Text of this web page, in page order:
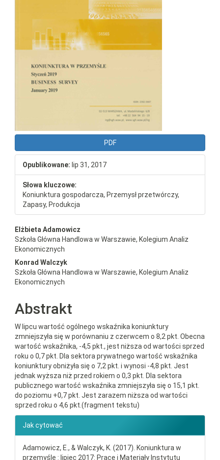
PDF
Opublikowane: lip 31, 2017
Słowa kluczowe:
Koniunktura gospodarcza, Przemysł przetwórczy,
Zapasy, Produkcja
Elżbieta Adamowicz
Szkoła Główna Handlowa w Warszawie, Kolegium Analiz
Ekonomicznych
Konrad Walczyk
Szkoła Główna Handlowa w Warszawie, Kolegium Analiz
Ekonomicznych
Abstrakt
W lipcu wartość ogólnego wskaźnika koniunktury
zmniejszyła się w porównaniu z czerwcem o 8,2 pkt. Obecna
wartość wskaźnika, -4,5 pkt., jest niższa od wartości sprzed
roku o 0,7 pkt. Dla sektora prywatnego wartość wskaźnika
koniunktury obniżyła się o 7,2 pkt. i wynosi -4,8 pkt. Jest
jednak wyższa niż przed rokiem o 0,3 pkt. Dla sektora
publicznego wartość wskaźnika zmniejszyła się o 15,1 pkt.
do poziomu +0,7 pkt. Jest zarazem niższa od wartości
sprzed roku o 4,6 pkt.(fragment tekstu)
Jak cytować
Adamowicz, E., & Walczyk, K. (2017). Koniunktura w
przemyśle : lipiec 2017: Prace i Materiały Instytutu